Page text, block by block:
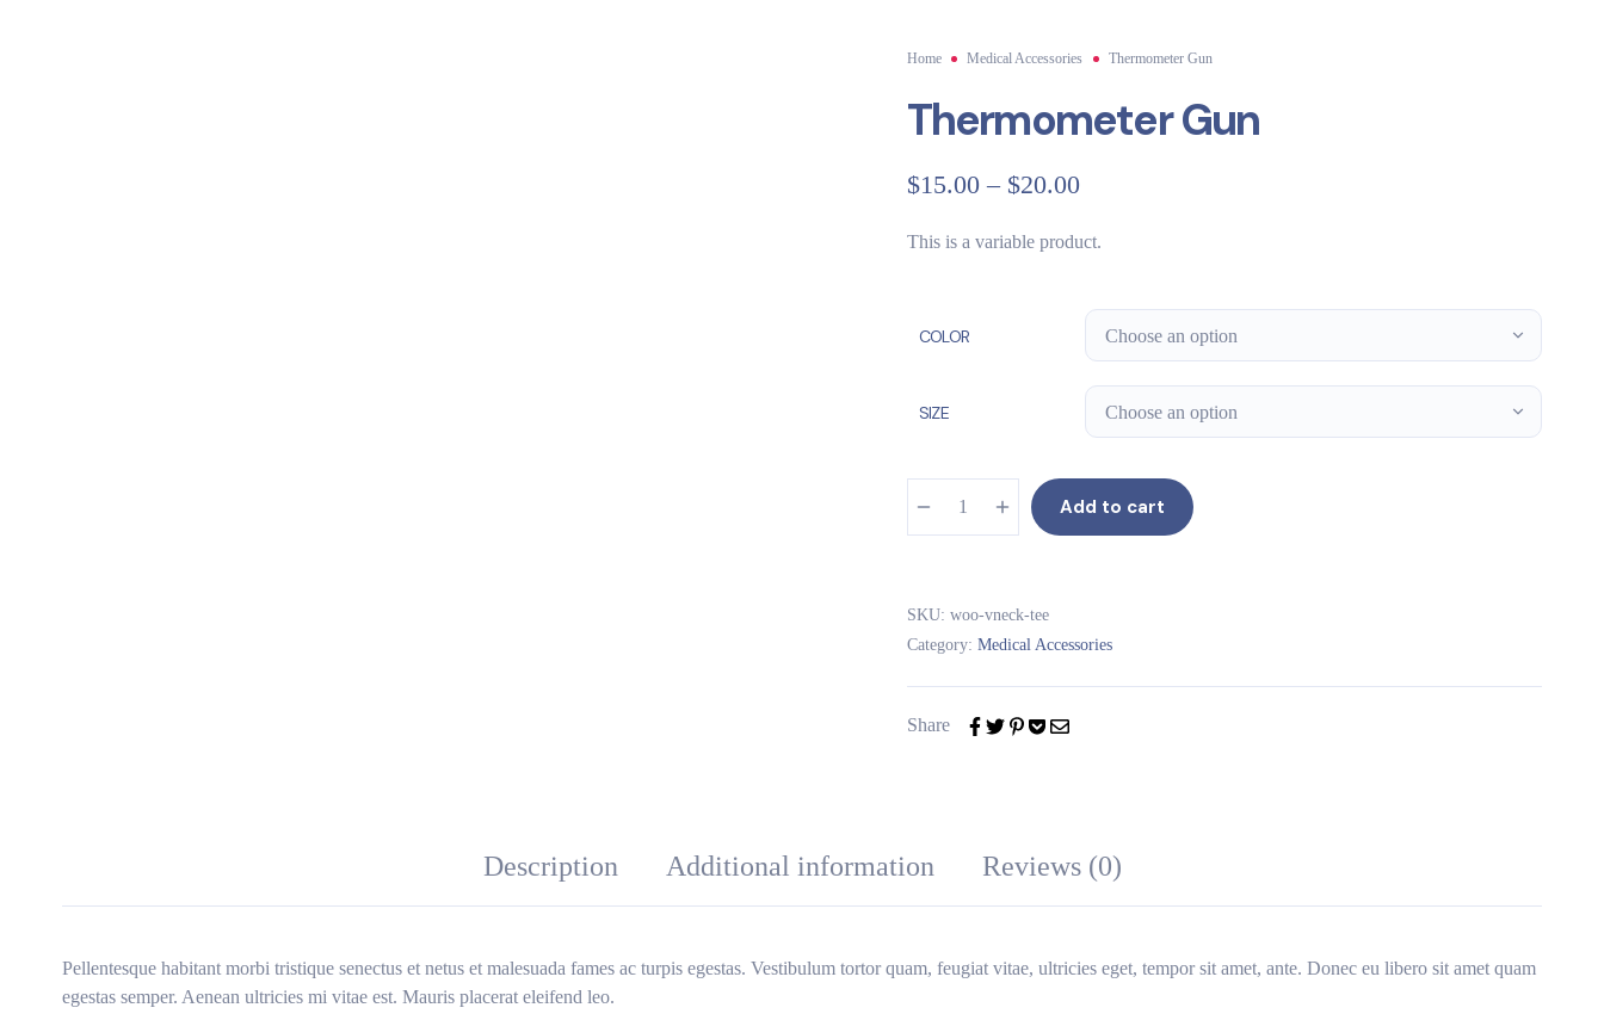
Home Medical Accessories Thermometer Gun
Thermometer Gun
$15.00– $20.00
This is a variable product.
COLOR
SIZE
Add to cart
SKU: woo-vneck-tee
Category: Medical Accessories
Share
Description Additional information Reviews (0)
Pellentesque habitant morbi tristique senectus et netus et malesuada fames ac turpis egestas. Vestibulum tortor quam, feugiat vitae, ultricies eget, tempor sit amet, ante. Donec eu libero sit amet quam
egestas semper. Aenean ultricies mi vitae est. Mauris placerat eleifend leo.